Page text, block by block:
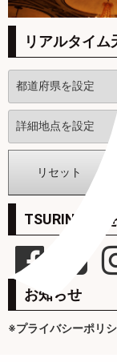
リアルタイム
TSURINEWS
お知らせ
※プライバシーポリ